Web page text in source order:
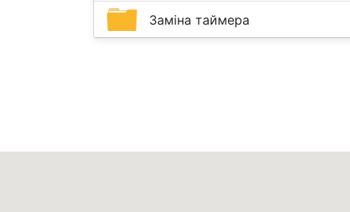
Заміна таймера